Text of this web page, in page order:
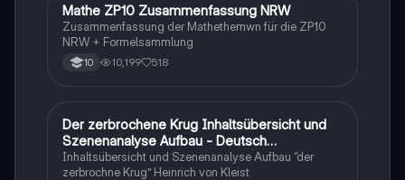
Mathe
Mathe ZP10 Zusammenfassung NRW
Zusammenfassung der Mathethemwn für die ZP10
NRW + Formelsammlung
10 10,199 518
Deutsch
Der zerbrochene Krug Inhaltsübersicht und
Szenenanalyse Aufbau - Deutsch
Q1/Q2/Abitur
Inhaltsübersicht und Szenenanalyse Aufbau “der
zerbrochne Krug” Heinrich von Kleist